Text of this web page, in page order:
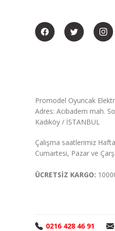
Promodel Oyuncak
Adres: Acıbadem mah.
Kadıköy / İSTANBUL
Çalışma saatlerimiz
Cumartesi, Pazar ve
ÜCRETSİZ KARGO:
0216 428 46 91